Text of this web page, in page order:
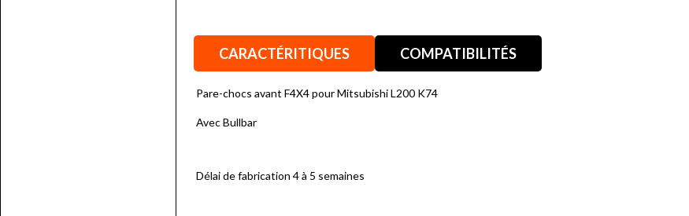
CARACTÉRITIQUES COMPATIBILITÉS
Pare-chocs avant F4X4 pour Mitsubishi L200 K74
Avec Bullbar
Délai de fabrication 4 à 5 semaines